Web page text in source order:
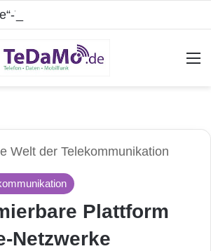
Welt der Telekommunikation
Plattform
Netzwerke